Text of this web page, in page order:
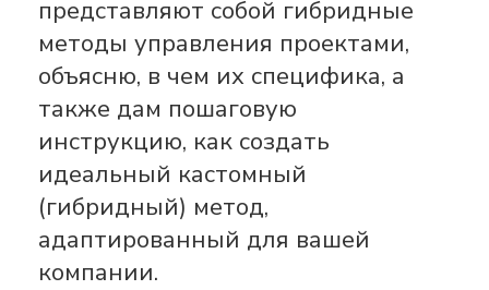
представляют собой гибридные
методы управления проектами,
объясню, в чем их специфика, а
также дам пошаговую
инструкцию, как создать
идеальный кастомный
(гибридный) метод,
адаптированный для вашей
компании.